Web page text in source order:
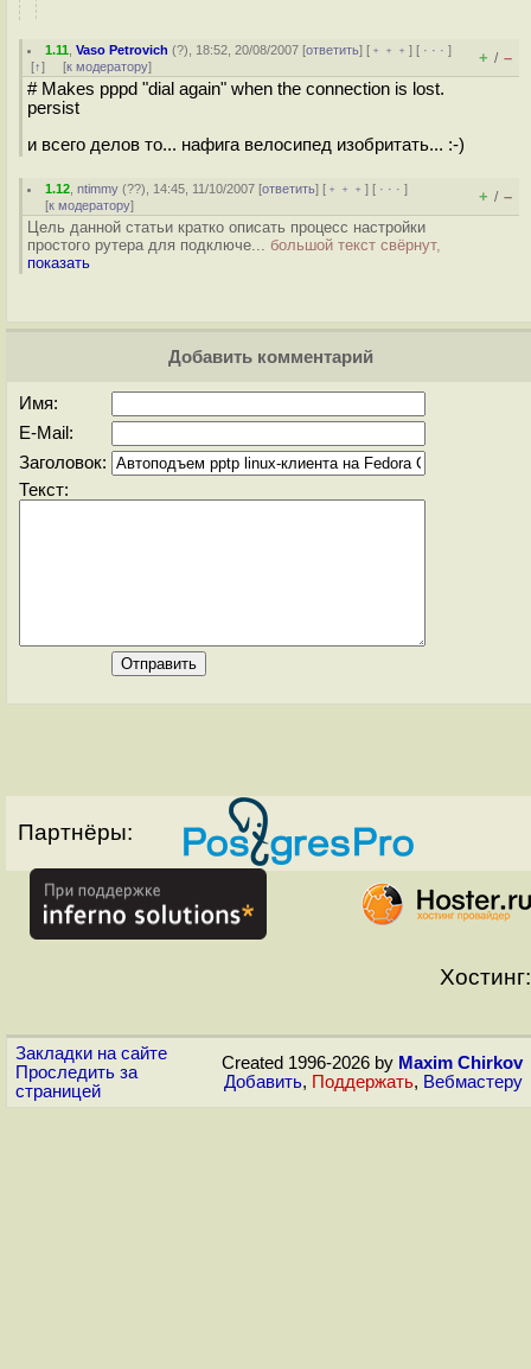
1.11 ,Vaso Petrovich (?), 18:52, 20/08/2007 [ответить] [ ﹢﹢﹢] [ · · ·]
[↑] [к модератору] + / –
# Makes pppd "dial again" when the connection is lost.
persist
и всего делов то... нафига велосипед изобритать... :-)
1.12 ,ntimmy (??), 14:45, 11/10/2007 [ответить] [ ﹢﹢﹢] [ · · ·]
[к модератору] + / –
Цель данной статьи кратко описать процесс настройки
простого рутера для подключе... большой текст свёрнут,
показать
Добавить комментарий
Имя:
E-Mail:
Заголовок:
Текст:
Партнёры:
Хостинг:
Закладки на сайте
Проследить за
страницей
Created 1996-2026 by Maxim Chirkov
Добавить, Поддержать, Вебмастеру